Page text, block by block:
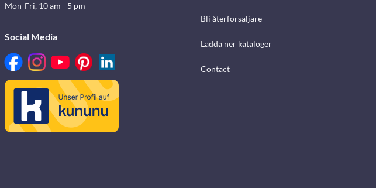
Mon-Fri, 10 am - 5 pm
Social Media
Bli återförsäljare
Ladda ner kataloger
Contact